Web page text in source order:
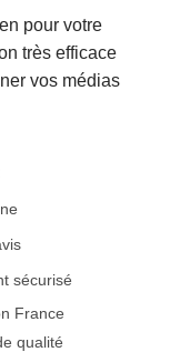
pour votre
très efficace
vos médias
sécurisé
France
qualité